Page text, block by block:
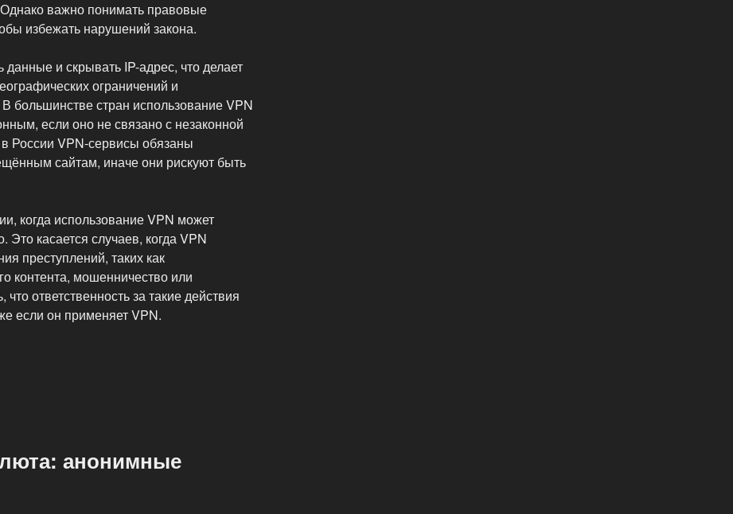
Однако важно понимать правовые
избежать нарушений закона.
и скрывать IP-адрес, что делает
ограничений и
большинстве стран использование VPN
если оно не связано с незаконной
России VPN-сервисы обязаны
сайтам, иначе они рискуют быть
когда использование VPN может
Это касается случаев, когда VPN
преступлений, таких как
контента, мошенничество или
ответственность за такие действия
если он применяет VPN.
анонимные